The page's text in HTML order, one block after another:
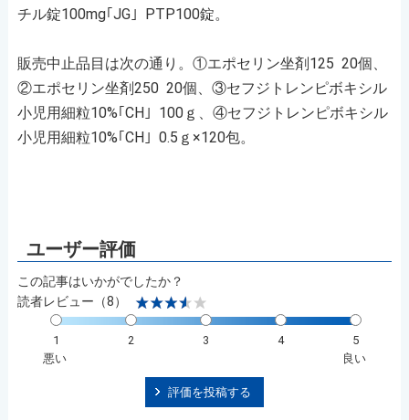
チル錠100mg｢JG｣ PTP100錠。
販売中止品目は次の通り。①エポセリン坐剤125 20個、
②エポセリン坐剤250 20個、③セフジトレンピボキシル
小児用細粒10%｢CH｣ 100ｇ、④セフジトレンピボキシル
小児用細粒10%｢CH｣ 0.5ｇ×120包。
この記事はいかがでしたか？
読者レビュー（8）
1 2 3 4
5
悪い
良い
評価を投稿する